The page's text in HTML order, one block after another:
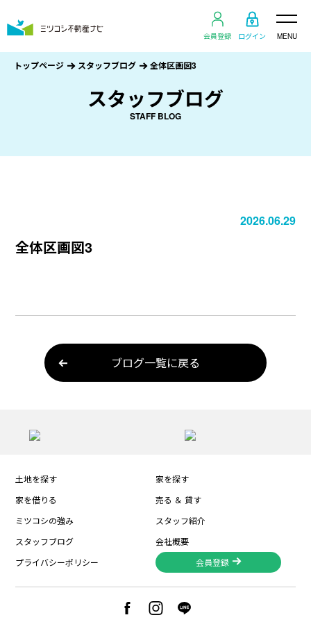
会員登録 ログイン MENU
スタッフブログ
STAFF BLOG
トップページ スタッフブログ 全体区画図3
2026.06.29
全体区画図3
ブログ一覧に戻る
土地を探す
家を探す
家を借りる
売る ＆ 貸す
ミツコシの強み
スタッフ紹介
スタッフブログ
会社概要
プライバシーポリシー
会員登録